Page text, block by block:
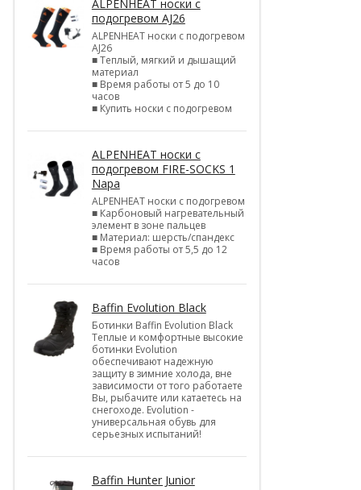
ALPENHEAT носки с
подогревом AJ26
ALPENHEAT носки с подогревом
AJ26
■ Теплый, мягкий и дышащий
материал
■ Время работы от 5 до 10
часов
■ Купить носки с подогревом
ALPENHEAT носки с
подогревом FIRE-SOCKS 1
Napa
ALPENHEAT носки с подогревом
■ Карбоновый нагревательный
элемент в зоне пальцев
■ Материал: шерсть/спандекс
■ Время работы от 5,5 до 12
часов
Baffin Evolution Black
Ботинки Baffin Evolution Black
Теплые и комфортные высокие
ботинки Evolution
обеспечивают надежную
защиту в зимние холода, вне
зависимости от того работаете
Вы, рыбачите или катаетесь на
снегоходе. Evolution -
универсальная обувь для
серьезных испытаний!
Baffin Hunter Junior